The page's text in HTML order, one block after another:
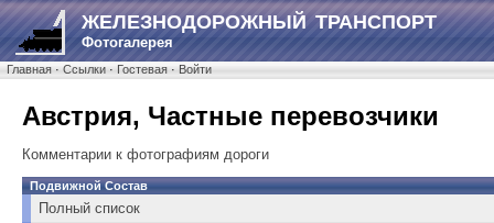
ЖЕЛЕЗНОДОРОЖНЫЙ ТРАНСПОРТ
Фотогалерея
Главная·Ссылки·Гостевая·Войти
Австрия, Частные перевозчики
Комментарии к фотографиям дороги
Подвижной Состав
Полный список